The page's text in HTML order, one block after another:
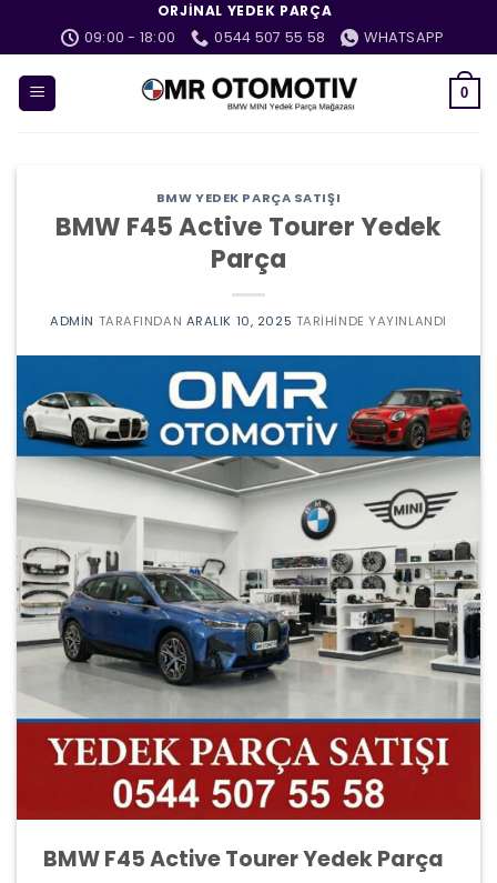
ORJINAL YEDEK PARÇA
09:00 - 18:00
0544 507 55 58 WHATSAPP
0
BMW YEDEK PARÇA SATIŞI
BMW F45 Active Tourer Yedek
Parça
ADMIN TARAFINDAN ARALIK 10, 2025 TARIHINDE YAYINLANDI
BMW F45 Active Tourer Yedek Parça